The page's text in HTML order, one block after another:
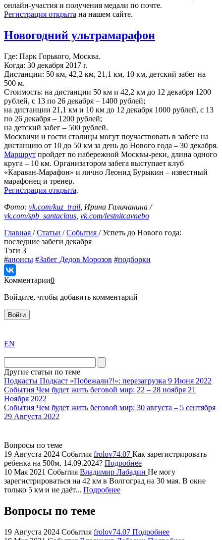
онлайн-участия и получения медали по почте.
Регистрация открыта на нашем сайте.
Новогодний ультрамарафон
Где: Парк Горького, Москва.
Когда: 30 декабря 2017 г.
Дистанции: 50 км, 42,2 км, 21,1 км, 10 км, детский забег на
500 м.
Стоимость: на дистанции 50 км и 42,2 км до 12 декабря 1200
рублей, с 13 по 26 декабря – 1400 рублей;
на дистанции 21,1 км и 10 км до 12 декабря 1000 рублей, с 13
по 26 декабря – 1200 рублей;
на детский забег – 500 рублей.
Москвичи и гости столицы могут поучаствовать в забеге на
дистанцию от 10 до 50 км за день до Нового года – 30 декабря.
Маршрут пройдет по набережной Москвы-реки, длина одного
круга – 10 км. Организатором забега выступает клуб
«Караван-Марафон» и лично Леонид Бурыкин – известный
марафонец и тренер.
Регистрация открыта.
Фото: vk.com/kuz_trail , Ирина Галичанина /
vk.com/spb_santaclaus vk.com/lestnitcavnebo
Главная /Статьи /События /Успеть до Нового года:
последние забеги декабря
Tэги 3
#анонсы #Забег Дедов Морозов #подборки
Комментарии0
Войдите, чтобы добавить комментарий
Войти
the
division
agent
watch
replica
showcases
substantial
areas.
replica
bvlgari
watches
+maserati
online
cheap
https://ylfactoryrolex.com/
EN
Другие статьи по теме
Подкасты Подкаст «Побежали?!»: перезагрузка 9 Июня 2022
События Чем будет жить беговой мир: 22 – 28 ноября 21
Ноября 2022
События Чем будет жить беговой мир: 30 августа – 5 сентября
29 Августа 2022
Вопросы по теме
19 Августа 2024 События frolov74.07 Как зарегистрировать
ребенка на 500м, 14.09.2024? Подробнее
10 Мая 2021 События Владимир Лабадин Не могу
зарегистрироваться на 42 км в Волгоград на 30 мая. В окне
только 5 км и не даёт... Подробнее
Вопросы по теме
19 Августа 2024 События frolov74.07 Подробнее